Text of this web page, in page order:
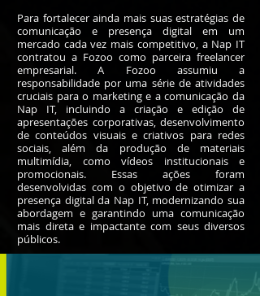
Para fortalecer ainda mais suas estratégias de
comunicação e presença digital em um
mercado cada vez mais competitivo, a Nap IT
contratou a Fozoo como parceira freelancer
empresarial. A Fozoo assumiu a
responsabilidade por uma série de atividades
cruciais para o marketing e a comunicação da
Nap IT, incluindo a criação e edição de
apresentações corporativas, desenvolvimento
de conteúdos visuais e criativos para redes
sociais, além da produção de materiais
multimídia, como vídeos institucionais e
promocionais. Essas ações foram
desenvolvidas com o objetivo de otimizar a
presença digital da Nap IT, modernizando sua
abordagem e garantindo uma comunicação
mais direta e impactante com seus diversos
públicos.